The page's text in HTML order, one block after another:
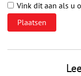
Vink dit aan als u